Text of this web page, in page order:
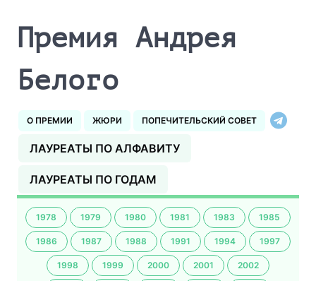
Премия Андрея
Белого
О ПРЕМИИ ЖЮРИ ПОПЕЧИТЕЛЬСКИЙ СОВЕТ
ЛАУРЕАТЫ ПО АЛФАВИТУ
ЛАУРЕАТЫ ПО ГОДАМ
1978 1979 1980 1981 1983 1985
1986 1987 1988 1991 1994 1997
1998 1999 2000 2001 2002